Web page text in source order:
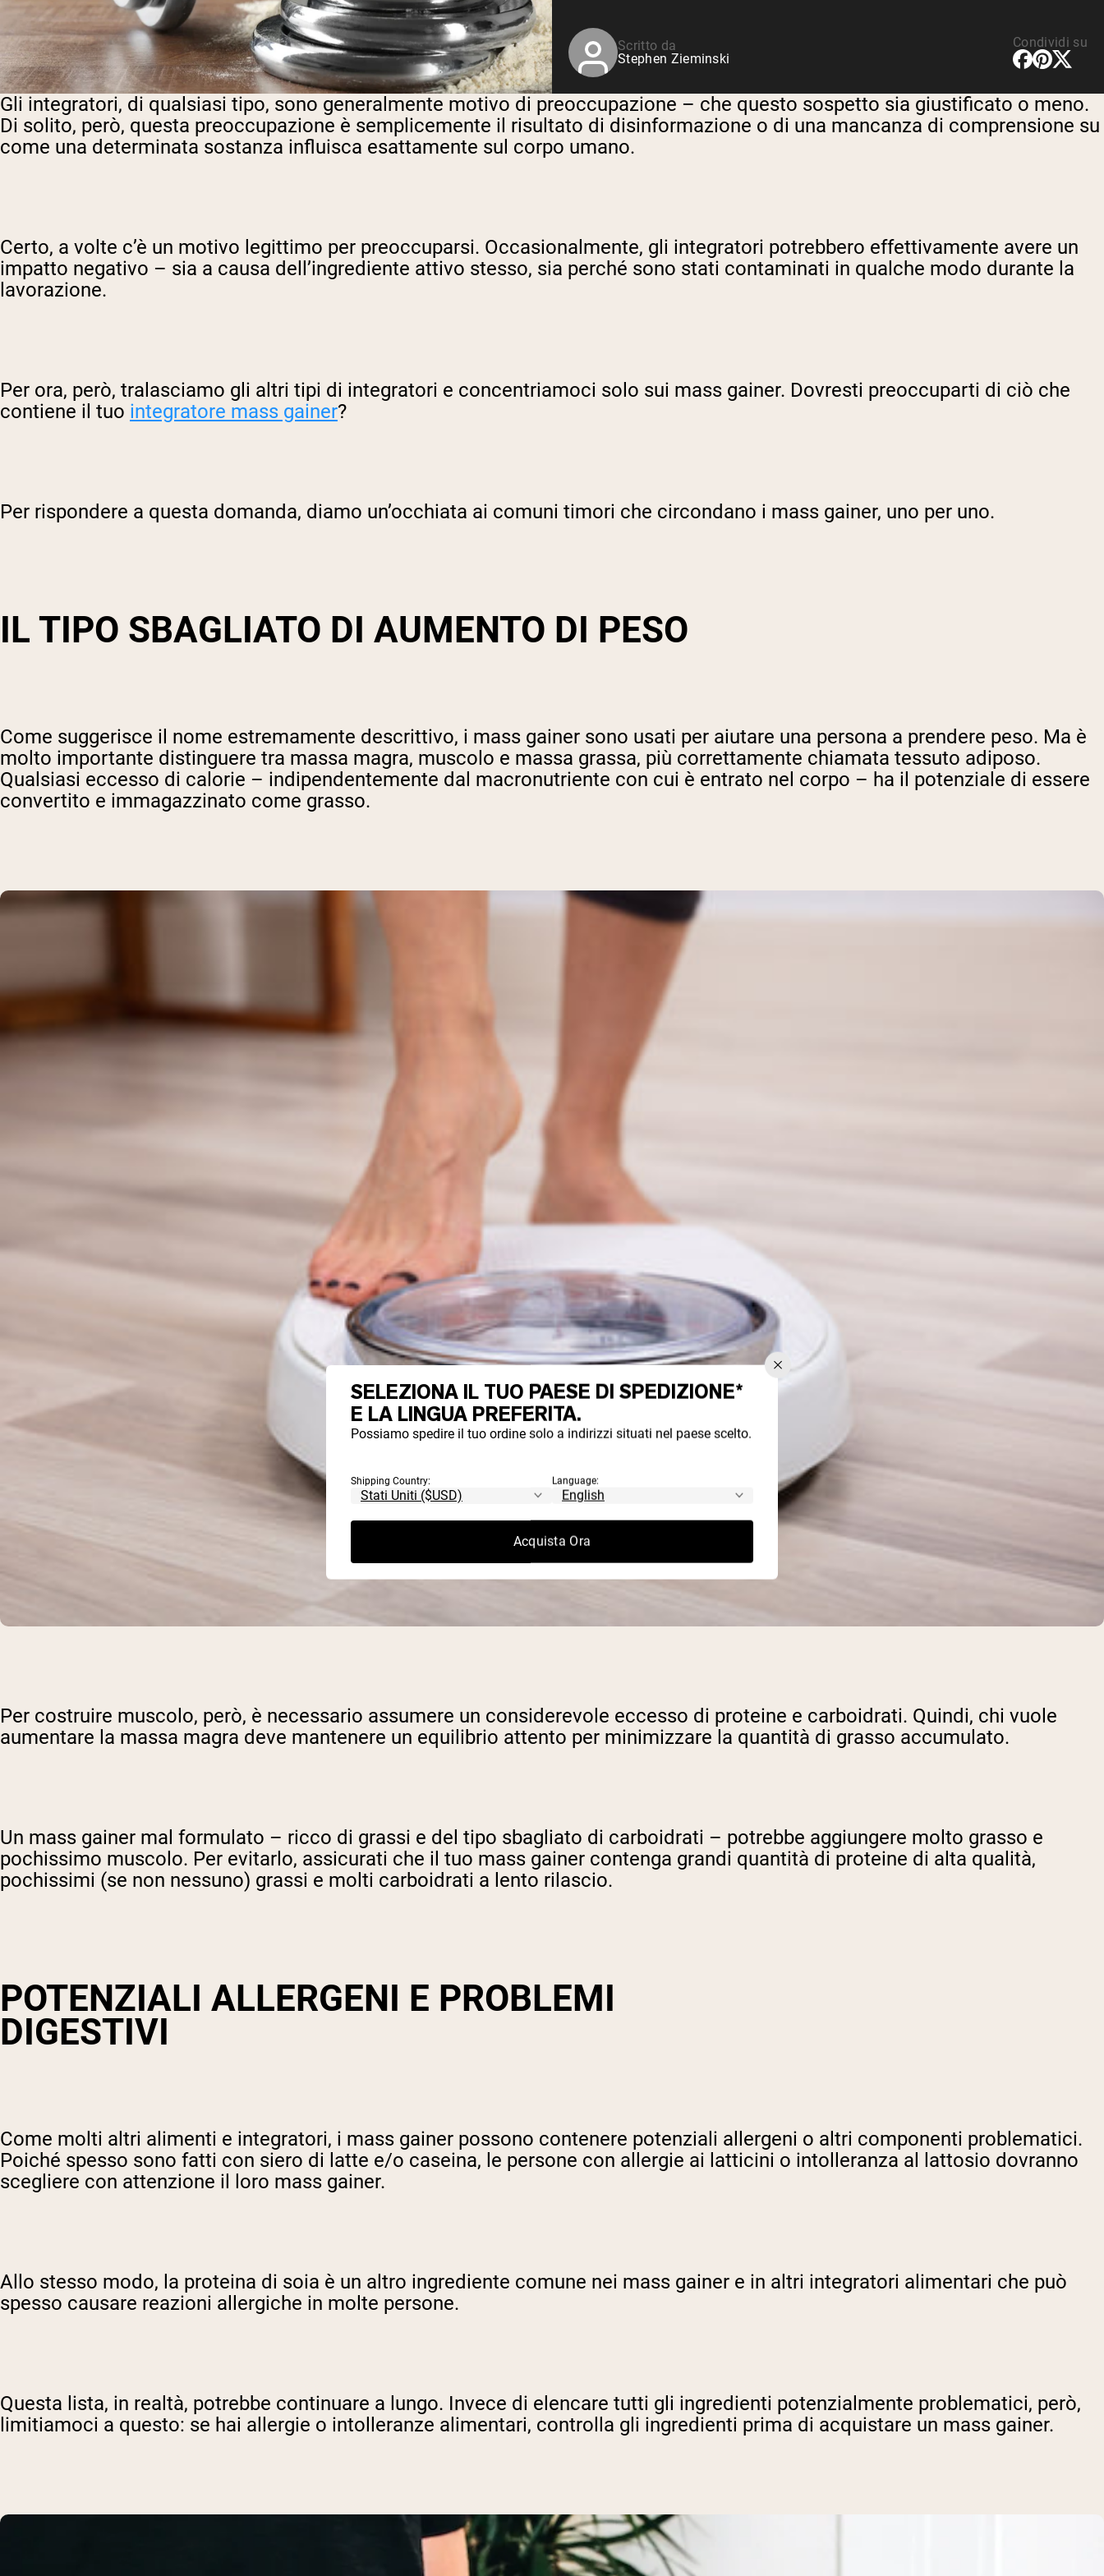
alimentati a erba
Shop All Protein Powders
Scritto da
Stephen Zieminski
Condividi su
Gli integratori, di qualsiasi tipo, sono generalmente motivo di preoccupazione – che questo sospetto sia giustificato o meno.
Di solito, però, questa preoccupazione è semplicemente il risultato di disinformazione o di una mancanza di comprensione su
come una determinata sostanza influisca esattamente sul corpo umano.
Certo, a volte c’è un motivo legittimo per preoccuparsi. Occasionalmente, gli integratori potrebbero effettivamente avere un
impatto negativo – sia a causa dell’ingrediente attivo stesso, sia perché sono stati contaminati in qualche modo durante la
lavorazione.
Per ora, però, tralasciamo gli altri tipi di integratori e concentriamoci solo sui mass gainer. Dovresti preoccuparti di ciò che
contiene il tuo integratore mass gainer?
Per rispondere a questa domanda, diamo un’occhiata ai comuni timori che circondano i mass gainer, uno per uno.
IL TIPO SBAGLIATO DI AUMENTO DI PESO
Come suggerisce il nome estremamente descrittivo, i mass gainer sono usati per aiutare una persona a prendere peso. Ma è
molto importante distinguere tra massa magra, muscolo e massa grassa, più correttamente chiamata tessuto adiposo.
Qualsiasi eccesso di calorie – indipendentemente dal macronutriente con cui è entrato nel corpo – ha il potenziale di essere
convertito e immagazzinato come grasso.
Per costruire muscolo, però, è necessario assumere un considerevole eccesso di proteine e carboidrati. Quindi, chi vuole
aumentare la massa magra deve mantenere un equilibrio attento per minimizzare la quantità di grasso accumulato.
Un mass gainer mal formulato – ricco di grassi e del tipo sbagliato di carboidrati – potrebbe aggiungere molto grasso e
pochissimo muscolo. Per evitarlo, assicurati che il tuo mass gainer contenga grandi quantità di proteine di alta qualità,
pochissimi (se non nessuno) grassi e molti carboidrati a lento rilascio.
POTENZIALI ALLERGENI E PROBLEMI
DIGESTIVI
Come molti altri alimenti e integratori, i mass gainer possono contenere potenziali allergeni o altri componenti problematici.
Poiché spesso sono fatti con siero di latte e/o caseina, le persone con allergie ai latticini o intolleranza al lattosio dovranno
scegliere con attenzione il loro mass gainer.
Allo stesso modo, la proteina di soia è un altro ingrediente comune nei mass gainer e in altri integratori alimentari che può
spesso causare reazioni allergiche in molte persone.
Questa lista, in realtà, potrebbe continuare a lungo. Invece di elencare tutti gli ingredienti potenzialmente problematici, però,
limitiamoci a questo: se hai allergie o intolleranze alimentari, controlla gli ingredienti prima di acquistare un mass gainer.
SELEZIONA IL TUO PAESE DI SPEDIZIONE*
E LA LINGUA PREFERITA.
Possiamo spedire il tuo ordine solo a indirizzi situati nel paese scelto.
Shipping Country: Language:
Acquista Ora